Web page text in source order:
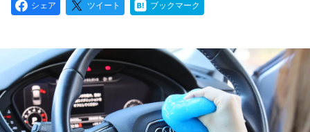
シェア ツイート ブックマーク